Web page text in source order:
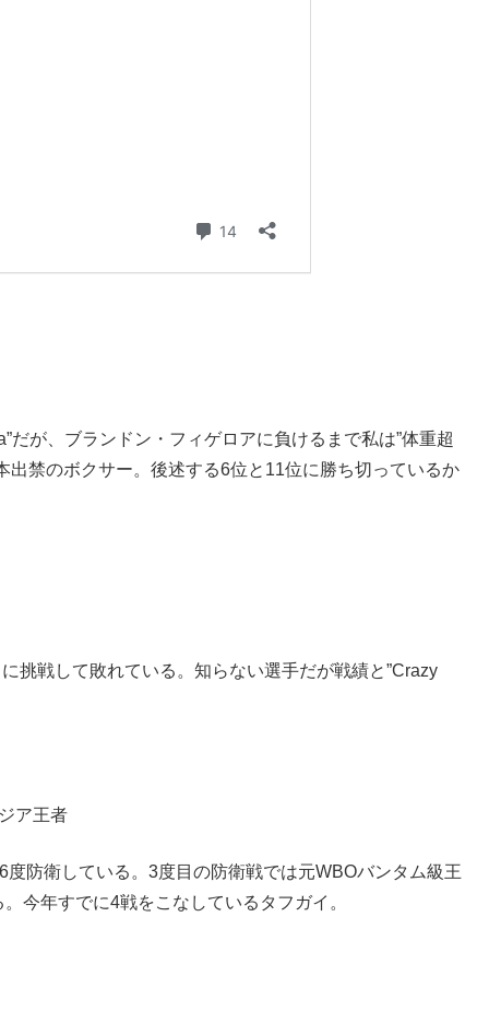
だが、ブランドン・フィゲロアに負けるまで私は”体重超
出禁のボクサー。後述する6位と11位に勝ち切っているか
挑戦して敗れている。知らない選手だが戦績と”Crazy
ア王者
防衛している。3度目の防衛戦では元WBOバンタム級王
今年すでに4戦をこなしているタフガイ。